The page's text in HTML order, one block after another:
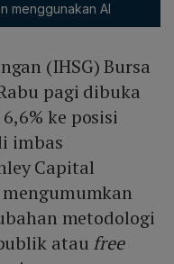
menggunakan AI
(IHSG) Bursa
pagi dibuka
ke posisi
imbas
Capital
metodologi
atau free